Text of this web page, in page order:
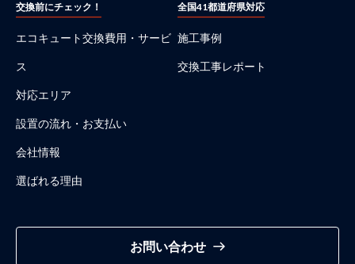
交換前にチェック！
エコキュート交換費用・サービ
ス
対応エリア
設置の流れ・お支払い
会社情報
選ばれる理由
全国41都道府県対応
施工事例
交換工事レポート
お問い合わせ